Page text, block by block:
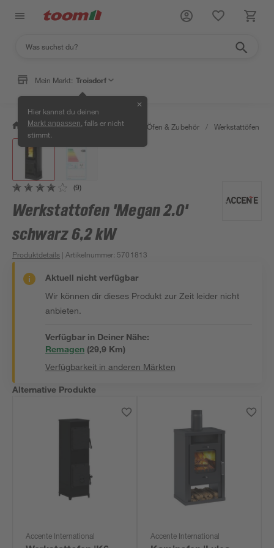
Mein Markt: Troisdorf
Hier kannst du deinen
Markt anpassen , falls er nicht
stimmt.
✕
/ Bauen & Renovieren / Kamine, Öfen & Zubehör / Werkstattöfen
(9)
Werkstattofen 'Megan 2.0'
schwarz 6,2 kW
Produktdetails | Artikelnummer: 5701813
Aktuell nicht verfügbar
Wir können dir dieses Produkt zur Zeit leider nicht
anbieten.
Verfügbar in Deiner Nähe:
Remagen (29,9 Km)
Verfügbarkeit in anderen Märkten
Alternative Produkte
Accente International Accente International